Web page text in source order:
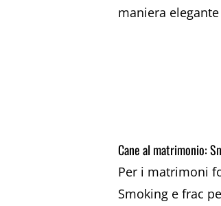
maniera
Cane al matrimonio:
Per i matrimoni
Smoking e frac